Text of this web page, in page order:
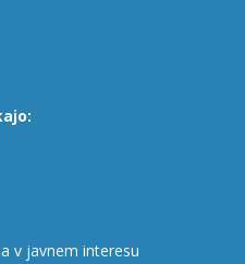
v javnem interesu